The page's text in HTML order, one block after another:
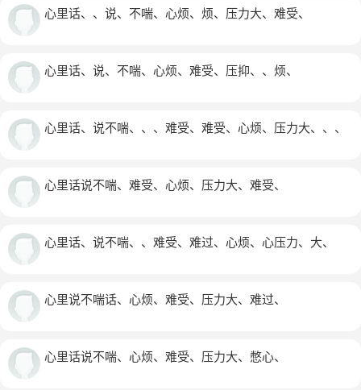
心里话、、说、不喘、心烦、烦、压力大、难受、
心里话、说、不喘、心烦、难受、压抑、、烦、
心里话、说不喘、、、难受、难受、心烦、压力大、、、
心里话说不喘、难受、心烦、压力大、难受、
心里话、说不喘、、难受、难过、心烦、心压力、大、
心里说不喘话、心烦、难受、压力大、难过、
心里话说不喘、心烦、难受、压力大、憋心、